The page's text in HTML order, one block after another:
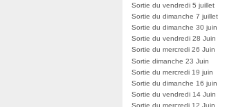
Sortie du vendredi 5 juillet
Sortie du dimanche 7 juillet
Sortie du dimanche 30 juin
Sortie du vendredi 28 Juin
Sortie du mercredi 26 Juin
Sortie dimanche 23 Juin
Sortie du mercredi 19 juin
Sortie du dimanche 16 juin
Sortie du vendredi 14 Juin